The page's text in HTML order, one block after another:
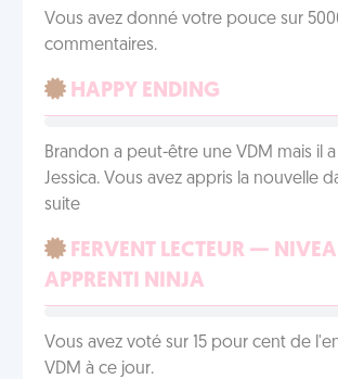
Vous avez donné votre pouce sur
commentaires.
HAPPY ENDING
Brandon a peut-être une VDM mais il
Jessica. Vous avez appris la nouvelle
suite
FERVENT LECTEUR —
APPRENTI NINJA
Vous avez voté sur 15 pour cent de
VDM à ce jour.